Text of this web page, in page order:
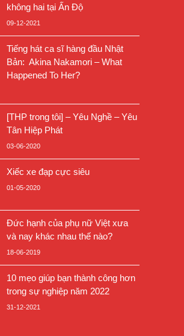
không hai tại Ấn Độ
09-12-2021
Tiếng hát ca sĩ hàng đầu Nhật
Bản: Akina Nakamori – What
Happened To Her?
[THP trong tôi] – Yêu Nghề – Yêu
Tân Hiệp Phát
03-06-2020
Xiếc xe đạp cực siêu
01-05-2020
Đức hạnh của phụ nữ Việt xưa
và nay khác nhau thế nào?
18-06-2019
10 mẹo giúp bạn thành công hơn
trong sự nghiệp năm 2022
31-12-2021